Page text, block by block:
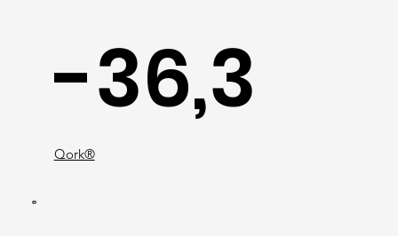
-36,3
Qork®